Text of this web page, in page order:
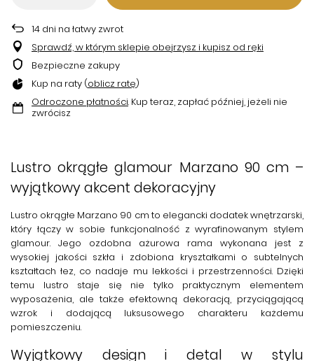
14 dni na łatwy zwrot
Sprawdź, w którym sklepie obejrzysz i kupisz od ręki
Bezpieczne zakupy
Kup na raty (oblicz ratę)
Odroczone płatności. Kup teraz, zapłać później, jeżeli nie
zwrócisz
Lustro okrągłe glamour Marzano 90 cm –
wyjątkowy akcent dekoracyjny
Lustro okrągłe Marzano 90 cm to elegancki dodatek wnętrzarski,
który łączy w sobie funkcjonalność z wyrafinowanym stylem
glamour. Jego ozdobna ażurowa rama wykonana jest z
wysokiej jakości szkła i zdobiona kryształkami o subtelnych
kształtach łez, co nadaje mu lekkości i przestrzenności. Dzięki
temu lustro staje się nie tylko praktycznym elementem
wyposażenia, ale także efektowną dekoracją, przyciągającą
wzrok i dodającą luksusowego charakteru każdemu
pomieszczeniu.
Wyjątkowy design i detal w stylu